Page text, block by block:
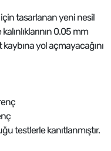
tasarlanan yeni nesil
0.05 mm
yol açmayacağını
testlerle kanıtlanmıştır.